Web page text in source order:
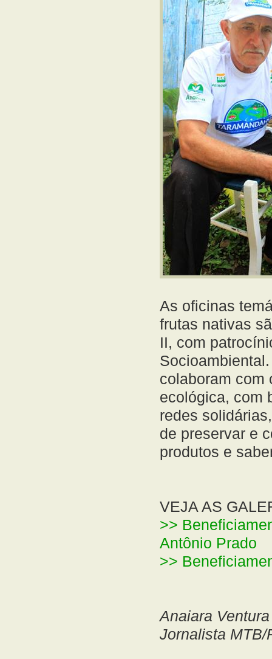
As oficinas
frutas nativas
II, com
colaboram com
ecológica, com
redes
de preservar e
produtos e
VEJA AS
>>
Antônio Prado
>>
Anaiara
Jornalista MTB/